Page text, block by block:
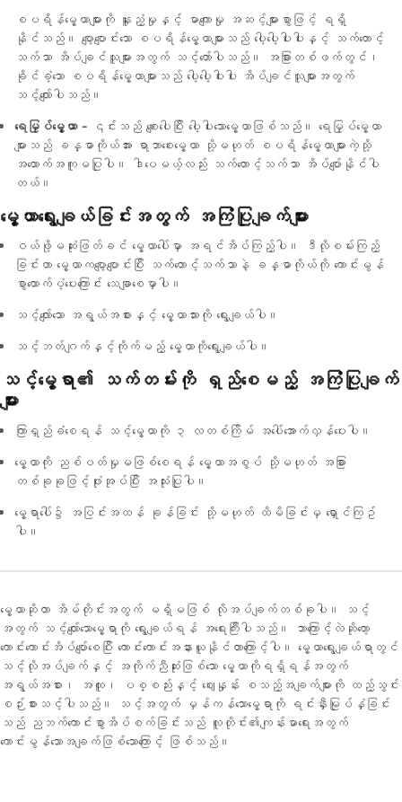
စပရိန်မွေ့ယာများကို နူးညံ့မှုနှင့် မာကျောမှု အဆင့်များစွာဖြင့် ရရှိ
နိုင်သည်။ ပျော့ပျောင်းသော စပရိန်မွေ့ယာများသည် ပေါ့ပေါ့ပါးပါးနှင့် သက်တောင့်
သက်သာ အိပ်ချင်သူများအတွက် သင့်တော်ပါသည်။ အခြားတစ်ဖက်တွင်၊
ခိုင်ခံ့သော စပရိန်မွေ့ယာများသည် ပေါ့ပေါ့ပါးပါး အိပ်ချင်သူများအတွက်
သင့်လျော်ပါသည်။
ရေမြှပ်မွေ့ယာ - ၎င်းသည် စျေးပေါပြီး ပေါ့ပါးသောမွေ့ယာဖြစ်သည်။ ရေမြှပ်မွေ့ယာ
များသည် ခန္ဓာကိုယ်အား ရာဘာစေးမွေ့ယာ သို့မဟုတ် စပရိန်မွေ့ယာများကဲ့သို့
အထောက်အကူမပြုပါ။ ဒါပေမယ့်လည်း သက်တောင့်သက်သာ အိပ်ပျော်နိုင်ပါ
တယ်။
မွေ့ယာရွေးချယ်ခြင်းအတွက် အကြံပြုချက်များ
ဝယ်ဖို့မဆုံးဖြတ်ခင် မွေ့ယာပေါ်မှာ အရင်အိပ်ကြည့်ပါ။ ဒီလိုစမ်းကြည့်
ခြင်းဟာ မွေ့ယာကပျော့ပျောင်းပြီး သက်တောင့်သက်သာနဲ့ ခန္ဓာကိုယ်ကို ကောင်းမွန်
စွာထောက်ပံ့ပေးကြောင်း သေချာစေမှာပါ။
သင့်လျော်သော အရွယ်အစားနှင့် မွေ့ယာသားကို ရွေးချယ်ပါ။
သင့်ဘတ်ဂျက်နှင့်ကိုက်မည့် မွေ့ယာကိုရွေးချယ်ပါ။
သင့်မွေ့ရာ၏ သက်တမ်းကို ရှည်စေမည့် အကြံပြုချက်
များ
ကြာရှည်ခံစေရန် သင့်မွေ့ယာကို ၃ လတစ်ကြိမ် အပေါ်အောက်လှန်ပေးပါ။
မွေ့ယာကို ညစ်ပတ်မှုမဖြစ်စေရန် မွေ့ယာအစွပ် သို့မဟုတ် အခြား
တစ်ခုခုဖြင့်ဖုံးအုပ်ပြီး အသုံးပြုပါ။
မွေ့ရာပေါ်၌ အပြင်းအထန် ခုန်ခြင်း သို့မဟုတ် ထိမိခြင်းမှ ရှောင်ကြဥ်
ပါ။
မွေ့ယာဆိုတာ အိမ်တိုင်းအတွက် မရှိမဖြစ် လိုအပ်ချက်တစ်ခုပါ။ သင့်
အတွက် သင့်လျော်သောမွေ့ရာကို ရွေးချယ်ရန် အရေးကြီးပါသည်။ ဘာကြောင့်လဲဆိုတော့
ကောင်းကောင်းအိပ်ပျော်စေပြီး ကောင်းကောင်းအနားယူနိုင်တာကြောင့်ပါ။ မွေ့ယာရွေးချယ်ရာတွင်
သင့်လိုအပ်ချက်နှင့် အကိုက်ညီဆုံးဖြစ်သော မွေ့ယာကိုရရှိရန်အတွက်
အရွယ်အစား၊ အထူ၊ ပစ္စည်းနှင့် ဈေးနှုန်း စသည့်အချက်များကို ထည့်သွင်း
စဉ်းစားသင့်ပါသည်။ သင့်အတွက် မှန်ကန်သောမွေ့ရာကို ရင်းနှီးမြုပ်နှံခြင်း
သည် ညဘက်ကောင်းစွာအိပ်စက်ခြင်းသည် လူတိုင်း၏ကျန်းမာရေးအတွက်
ကောင်းမွန်သောအချက်ဖြစ်သောကြောင့် ဖြစ်သည်။